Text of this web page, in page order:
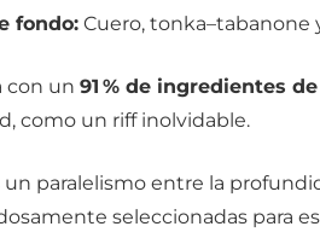
fondo:Cuero, tonka–tabanone
con un 91 % de ingredientes
como un riff inolvidable.
un paralelismo entre la
seleccionadas para